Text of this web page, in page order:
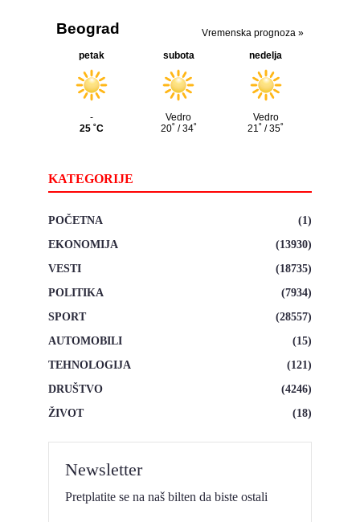
KATEGORIJE
POČETNA
(1)
EKONOMIJA
(13930)
VESTI
(18735)
POLITIKA
(7934)
SPORT
(28557)
AUTOMOBILI
(15)
TEHNOLOGIJA
(121)
DRUŠTVO
(4246)
ŽIVOT
(18)
Newsletter
Pretplatite se na naš bilten da biste ostali